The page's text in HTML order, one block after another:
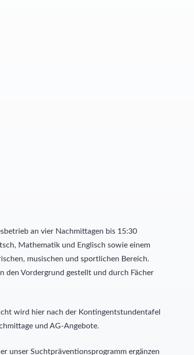
an vier Nachmittagen bis 15:30
Mathematik und Englisch sowie einem
musischen und sportlichen Bereich.
den Vordergrund gestellt und durch Fächer
wird hier nach der Kontingentstundentafel
und AG-Angebote.
unser Suchtpräventionsprogramm ergänzen